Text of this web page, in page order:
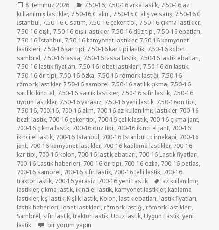
Yayın
tarihi
8 Temmuz 2026 Kategoriler
7.50-16, 7.50-16 arka lastik, 7.50-16 az
kullanılmış lastikler, 7.50-16 C alım, 7.50-16 C alış ve satış, 7.50-16 C
İstanbul, 7.50-16 C satım, 7.50-16 çeker tipi, 7.50-16 çıkma lastikler,
7.50-16 dişli, 7.50-16 dişli lastikler, 7.50-16 düz tipi, 7.50-16 ebatları,
7.50-16 İstanbul, 7.50-16 kamyonet lastikler, 7.50-16 kamyonet
lastikleri, 7.50-16 kar tipi, 7.50-16 kar tipi lastik, 7.50-16 kolon
sambrel, 7.50-16 lassa, 7.50-16 lassa lastik, 7.50-16 lastik ebatları,
7.50-16 lastik fiyatları, 7.50-16 lobet lastikleri, 7.50-16 ön lastik,
7.50-16 ön tipi, 7.50-16 özka, 7.50-16 römork lastiği, 7.50-16
römork lastikler, 7.50-16 sambrel, 7.50-16 satılık çıkma, 7.50-16
satılık ikinci el, 7.50-16 satılık lastikler, 7.50-16 sıfır lastik, 7.50-16
uygun lastikler, 7.50-16 yarasız, 7.50-16 yeni lastik, 7.50-16ön tipi,
7.50.16, 700-16, 700-16 alım, 700-16 az kullanılmış lastikler, 700-16
bezli lastik, 700-16 çeker tipi, 700-16 çelik lastik, 700-16 çıkma jant,
700-16 çıkma lastik, 700-16 düz tipi, 700-16 ikinci el jant, 700-16
ikinci el lastik, 700-16 İstanbul, 700-16 İstanbul Edirnekapi, 700-16
jant, 700-16 kamyonet lastikler, 700-16 kaplama lastikler, 700-16
kar tipi, 700-16 kolon, 700-16 lastik ebatları, 700-16 Lastik fiyatları,
700-16 Lastik haberleri, 700-16 ön tipi, 700-16 özka, 700-16 petlas,
700-16 sambrel, 700-16 sıfır lastik, 700-16 telli lastik, 700-16
traktör lastik, 700-16 yarasiz, 700-16 yeni Lastik Etiketler
az kullanılmış
lastikler, çıkma lastik, ikinci el lastik, kamyonet lastikler, kaplama
lastikler, kış lastik, Kışlık lastik, Kolon, lastik ebatları, lastik fiyatları,
lastik haberleri, lobet lastikleri, römork lastiği, römork lastikleri,
Sambrel, sıfır lastik,traktör lastik, Ucuz lastik, Uygun Lastik,yeni
lastik
7-50R16 ÇIKMA KAMYONET LASTİKLER için
bir yorum yapın